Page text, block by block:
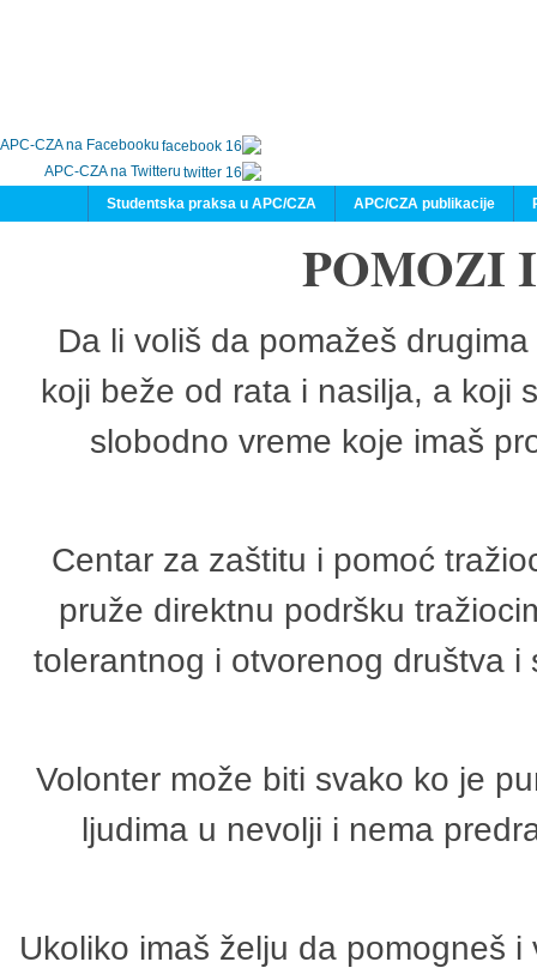
APC-CZA na Facebooku
APC-CZA na Twitteru
APC/CZA publikacije
Studentska praksa u APC/CZA
POMOZI
Da li voliš da pomažeš
koji beže od rata i nasilja, a koji
slobodno vreme koje imaš
Centar za zaštitu i pomoć
pruže direktnu podršku
tolerantnog i otvorenog društva
Volonter može biti svako ko je
ljudima u nevolji i nema
Ukoliko imaš želju da pomogneš